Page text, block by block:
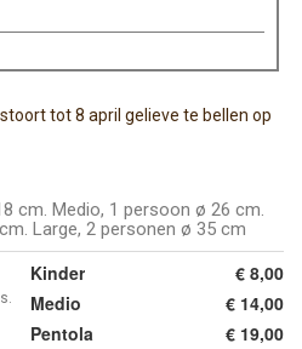
tot 8 april gelieve te bellen op
cm. Medio, 1 persoon ø 26 cm.
Large, 2 personen ø 35 cm
Kinder
€ 8,00
Medio
€ 14,00
Pentola
€ 19,00